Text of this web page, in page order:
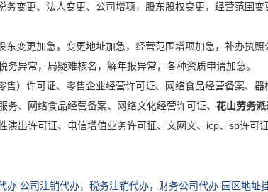
务变更、法人变更、公司增项，股东股权变更，经营范围
东变更加急，变更地址加急，经营范围增项加急，补办执
异常，局疑难核名，解年报异常，各种资质申请加急。
售）许可证、零售企业经营许可证、网络食品经营备案、
、网络食品经营备案、网络文化经营许可证、 花山劳务派
演出许可证、电信增值业务许可证、文网文、icp、sp许可
办 公司注销代办，税务注销代办，财务公司代办 园区地址